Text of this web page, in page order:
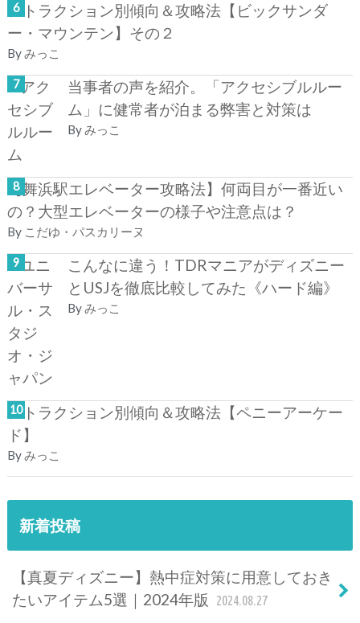
アトラクション別傾向＆攻略法【ビックサンダ
ー・マウンテン】その２
Byみっこ
当事者の声を紹介。「アクセシブルルー
ム」に健常者が泊まる弊害と対策は
Byみっこ
【舞浜駅エレベーター攻略法】何両目が一番近い
の？大型エレベーターの様子や注意点は？
By こだゆ・パスカリーヌ
こんなに違う！TDRマニアがディズニー
とUSJを徹底比較してみた《ハード編》
By みっこ
アトラクション別傾向＆攻略法【ペニーアーケー
ド】
Byみっこ
新着投稿
【真夏ディズニー】熱中症対策に用意しておき
たいアイテム5選｜2024年版
2024.08.27